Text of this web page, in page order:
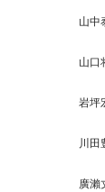
山中
山口
岩坪
川田
廣瀨